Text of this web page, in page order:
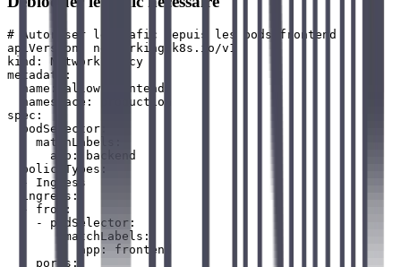
# Autoriser le trafic depuis les pods frontend
apiVersion: networking.k8s.io/v1
kind: NetworkPolicy
metadata:
  name: allow-frontend
  namespace: production
spec:
  podSelector:
    matchLabels:
      app: backend
  policyTypes:
  - Ingress
  ingress:
  - from:
    - podSelector:
        matchLabels:
          app: frontend
    ports: